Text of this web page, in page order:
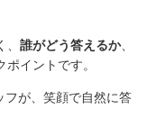
誰がどう答えるか、
ポイントです。
フが、笑顔で自然に答